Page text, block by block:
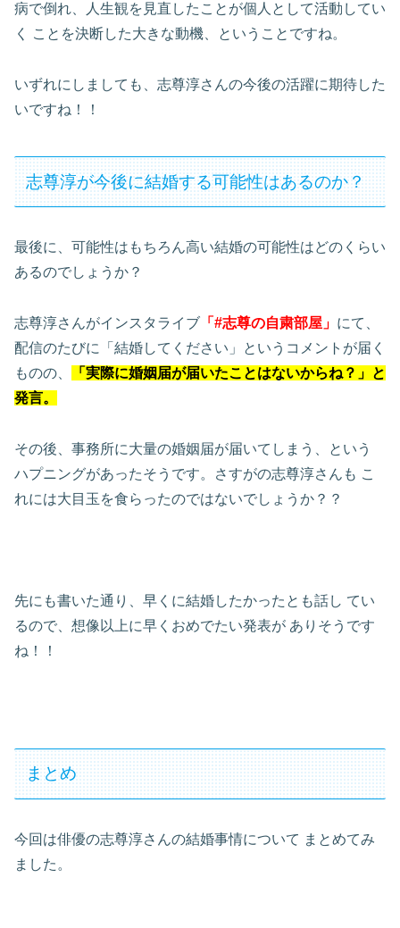
病で倒れ、人生観を見直したことが個人として活動してい
く
ことを決断した大きな動機、ということですね。
いずれにしましても、志尊淳さんの今後の活躍に期待した
いですね！！
志尊淳が今後に結婚する可能性はあるのか？
最後に、可能性はもちろん高い結婚の可能性はどのくらい
あるのでしょうか？
志尊淳さんがインスタライブ 「#志尊の自粛部屋」 にて、
配信のたびに「結婚してください」というコメントが届く
ものの、
「実際に婚姻届が届いたことはないからね？」と
発言。
その後、事務所に大量の婚姻届が届いてしまう、という
ハプニングがあったそうです。さすがの志尊淳さんも こ
れには大目玉を食らったのではないでしょうか？？
先にも書いた通り、早くに結婚したかったとも話し てい
るので、想像以上に早くおめでたい発表が ありそうです
ね！！
まとめ
今回は俳優の志尊淳さんの結婚事情について まとめてみ
ました。